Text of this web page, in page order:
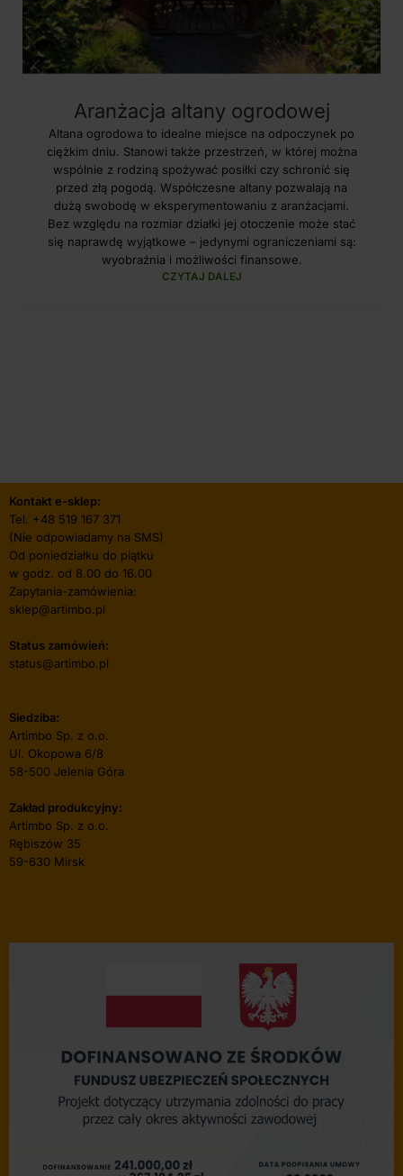
Aranżacja altany ogrodowej
Altana ogrodowa to idealne miejsce na odpoczynek po
ciężkim dniu. Stanowi także przestrzeń, w której można
wspólnie z rodziną spożywać posiłki czy schronić się
przed złą pogodą. Współczesne altany pozwalają na
dużą swobodę w eksperymentowaniu z aranżacjami.
Bez względu na rozmiar działki jej otoczenie może stać
się naprawdę wyjątkowe – jedynymi ograniczeniami są:
wyobraźnia i możliwości finansowe.
CZYTAJ DALEJ
Kontakt e-sklep:
Tel. +48 519 167 371
(Nie odpowiadamy na SMS)
Od poniedziałku do piątku
w godz. od 8.00 do 16.00
Zapytania-zamówienia:
sklep@artimbo.pl
Status zamówień:
status@artimbo.pl
Siedziba:
Artimbo Sp. z o.o.
Ul. Okopowa 6/8
58-500 Jelenia Góra
Zakład produkcyjny:
Artimbo Sp. z o.o.
Rębiszów 35
59-630 Mirsk